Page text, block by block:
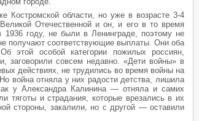
Костромской области, но уже в возрасте 3-4
Отечественной и он, и его в то время
году, не были в Ленинграде, поэтому не
получают соответствующие выплаты. Они оба
этой особой категории пожилых россиян,
заговорили совсем недавно. «Дети войны» в
действиях, не трудились во время войны на
война отняла у них радости детства, лишила
у Александра Калинина — отняла и самих
тяготы и страдания, которые врезались в их
стороны, закалили, но с другой — оставили